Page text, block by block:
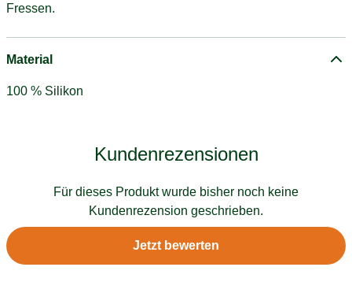
Fressen.
Material
100 % Silikon
Kundenrezensionen
Für dieses Produkt wurde bisher noch keine
Kundenrezension geschrieben.
Jetzt bewerten